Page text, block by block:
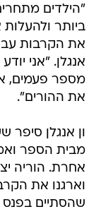
"הילדים
ביותר ולהעלות
את הקרבות
אנגלן. "אני
מספר פעמים,
את ההורים".
ון אנגלן
מבית הספר
אחרת. הוריה
וארגנו את
שהסתיים בפנס